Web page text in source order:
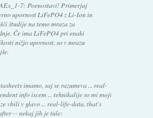
7: Poenostavi! Primerjaj
upornost LiFePO4 z Li-Ion in
študije na temo mraza za
Če ima LiFePO4 pri enaki
nižjo upornost, so v mrazu
imamo, saj se razumeva ... real-
info iscem ... tehnikalije so mi moji
vbili v glavo ... real-life-data, that's
-- nekaj jih je tule: